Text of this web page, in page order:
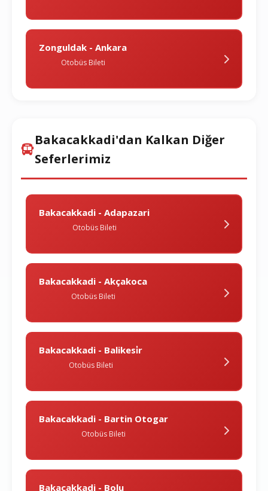
Zonguldak - Ankara
Otobüs Bileti
Bakacakkadi'dan Kalkan Diğer
Seferlerimiz
Bakacakkadi - Adapazari
Otobüs Bileti
Bakacakkadi - Akçakoca
Otobüs Bileti
Bakacakkadi - Balikesi̇r
Otobüs Bileti
Bakacakkadi - Bartin Otogar
Otobüs Bileti
Bakacakkadi - Bolu